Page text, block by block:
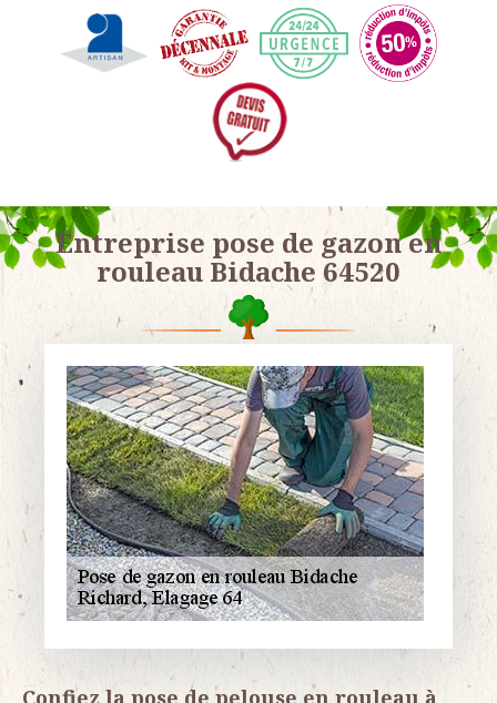
Entreprise pose de gazon en
rouleau Bidache 64520